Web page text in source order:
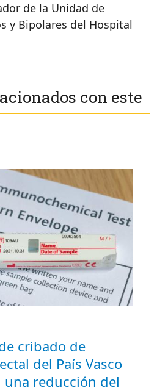
de la Unidad de
y Bipolares del Hospital
con este
cribado de
del País Vasco
una reducción del